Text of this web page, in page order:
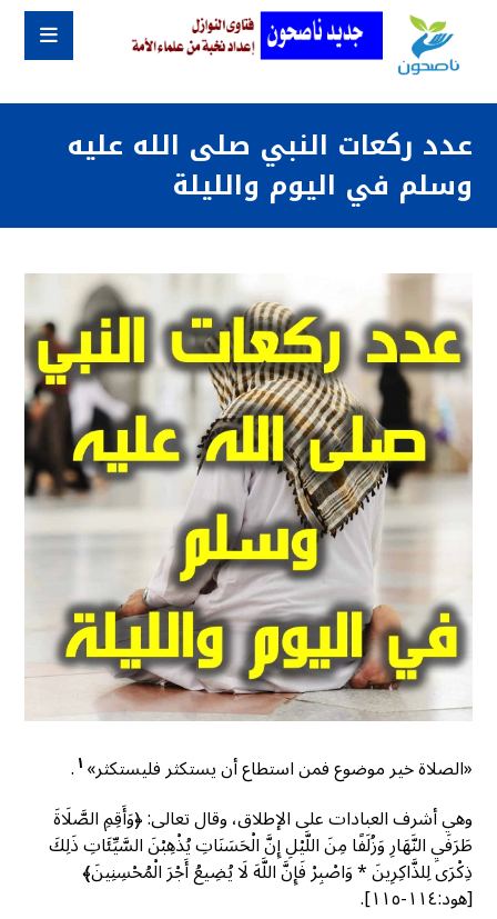
عدد ركعات النبي صلى الله عليه
وسلم في اليوم والليلة
«الصلاة خير موضوع فمن استطاع أن يستكثر فليستكثر»١.
وهي أشرف العبادات على الإطلاق، وقال تعالى: ﴿وَأَقِمِ الصَّلَاةَ
طَرَفَيِ النَّهَارِ وَزُلَفًا مِنَ اللَّيْلِ إِنَّ الْحَسَنَاتِ يُذْهِبْنَ السَّيِّئَاتِ ذَلِكَ
ذِكْرَى لِلذَّاكِرِينَ * وَاصْبِرْ فَإِنَّ اللَّهَ لَا يُضِيعُ أَجْرَ الْمُحْسِنِينَ﴾
[هود:١١٤-١١٥].